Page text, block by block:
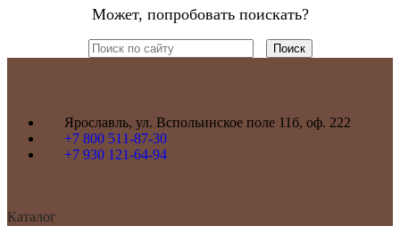
Может, попробовать поискать?
Поиск
Ярославль, ул. Вспольинское поле 11б, оф. 222
+7 800 511-87-30
+7 930 121-64-94
Каталог